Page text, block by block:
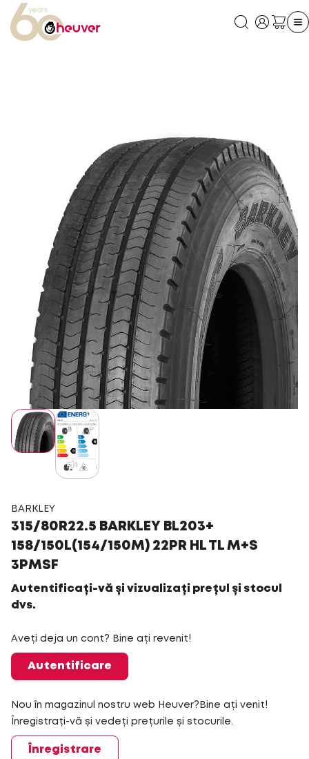
BARKLEY
315/80R22.5 BARKLEY BL203+
158/150L(154/150M) 22PR HL TL M+S
3PMSF
Autentificați-vă și vizualizați prețul și stocul
dvs.
Aveți deja un cont? Bine ați revenit!
Autentificare
Nou în magazinul nostru web Heuver?Bine ați venit!
Înregistrați-vă și vedeți prețurile și stocurile.
Înregistrare